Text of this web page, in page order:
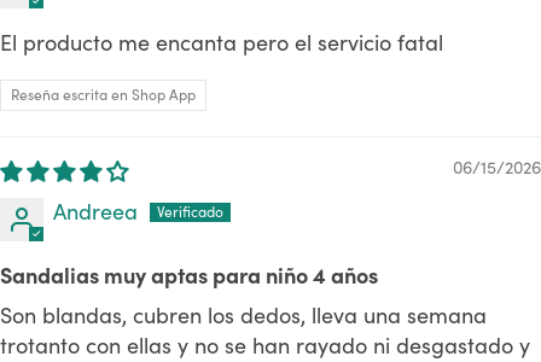
El producto me encanta pero el servicio fatal
Reseña escrita en Shop App
06/15/2026
Andreea
Sandalias muy aptas para niño 4 años
Son blandas, cubren los dedos, lleva una semana
trotanto con ellas y no se han rayado ni desgastado y